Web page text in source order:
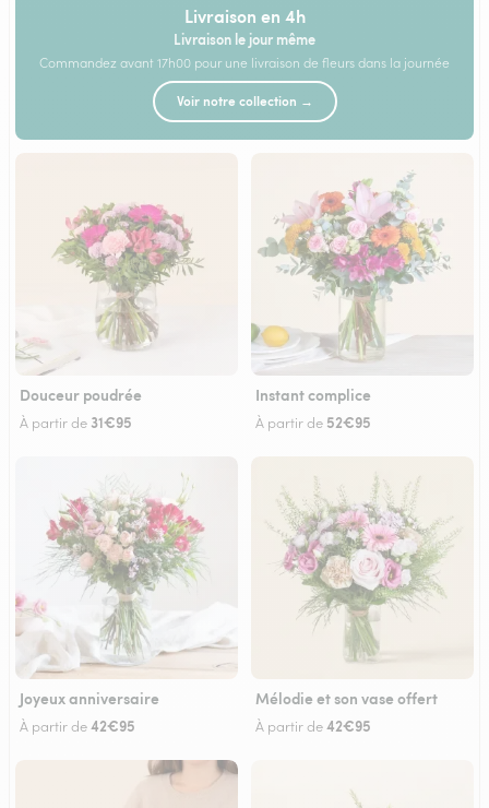
Livraison en 4h
Livraison le jour même
Commandez avant 17h00 pour une livraison de fleurs dans la journée
Voir notre collection →
Douceur poudrée
À partir de 31€95
Instant complice
À partir de 52€95
Joyeux anniversaire
À partir de42€95
Mélodie et son vase offert
À partir de42€95